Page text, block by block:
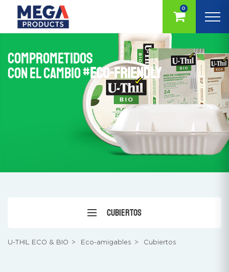
0
COMPROMETIDOS
CON EL CAMBIO #ECO-FRIENDLY
Cubiertos
U-THIL ECO & BIO > Eco-amigables > Cubiertos